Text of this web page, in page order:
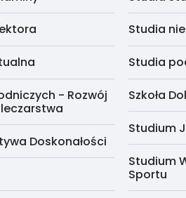
- Rozwój
Doskonałości
Studia
Studia
Szkoła
Studium
Studium
Sportu